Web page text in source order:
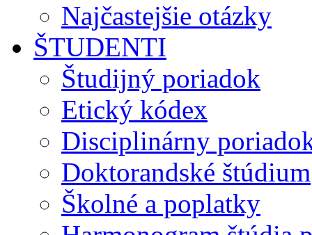
Najčastejšie otázky
ŠTUDENTI
Študijný poriadok
Etický kódex
Disciplinárny
Doktorandské štúdium
Školné a poplatky